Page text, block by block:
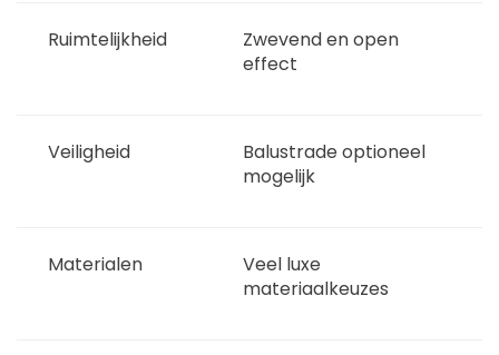
Ruimtelijkheid
Zwevend en open
effect
Veiligheid
Balustrade optioneel
mogelijk
Materialen
Veel luxe
materiaalkeuzes